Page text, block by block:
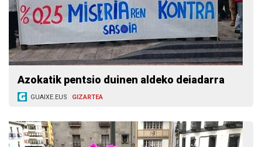
Azokatik pentsio duinen aldeko deiadarra
GUAIXE.EUS GIZARTEA